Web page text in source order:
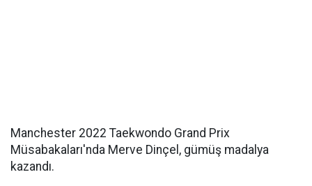
Manchester 2022 Taekwondo Grand Prix
Müsabakaları'nda Merve Dinçel, gümüş madalya
kazandı.